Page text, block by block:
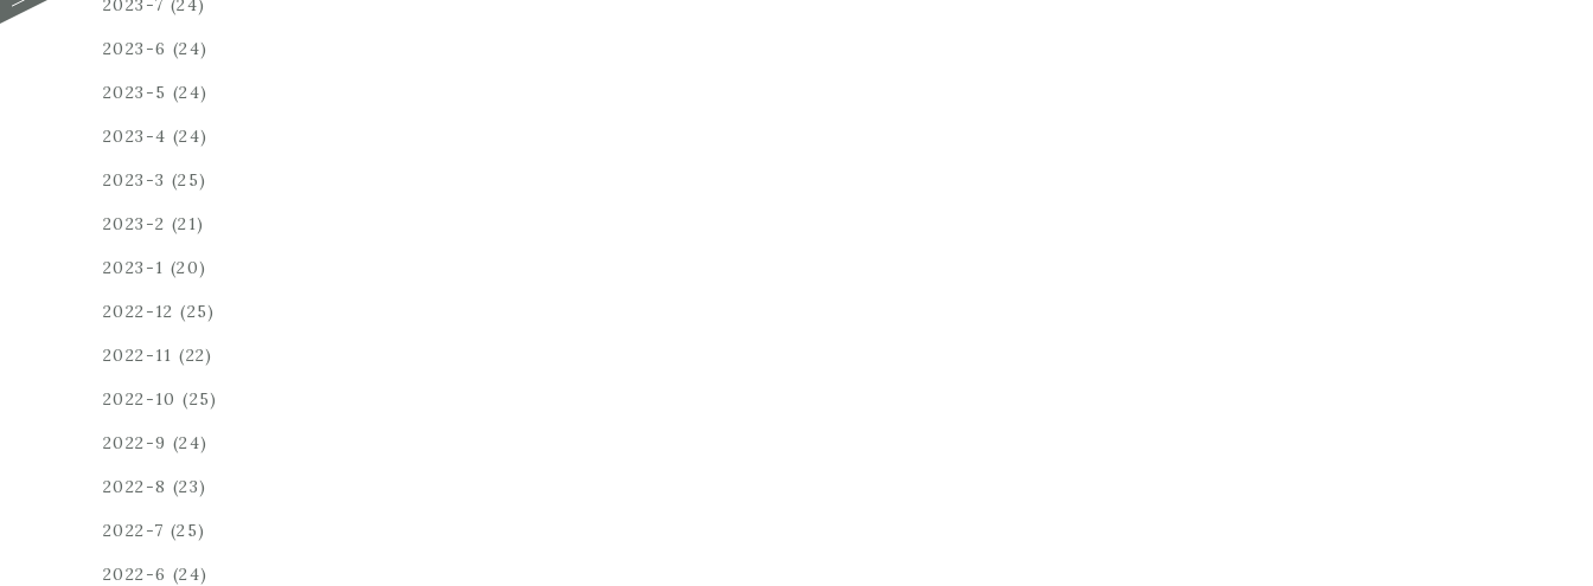
2023-7 (24)
2023-6 (24)
2023-5 (24)
2023-4 (24)
2023-3 (25)
2023-2 (21)
2023-1 (20)
2022-12 (25)
2022-11 (22)
2022-10 (25)
2022-9 (24)
2022-8 (23)
2022-7 (25)
2022-6 (24)